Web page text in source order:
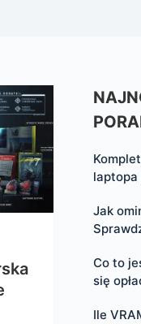
laptopa
Jak
Co to
się
Ile